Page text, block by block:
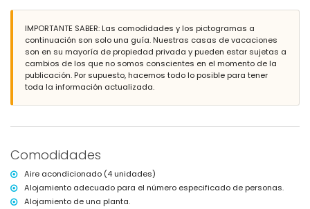
playa más cercana: Cala Abogat (dentro de 2 kilómetros de la villa)
puerto más cercano: Portet Moraira (dentro de 5 kilómetros de la villa)
aeropuerto más cercano: Alicante (dentro de 100 kilómetros de la
villa)
segundo aeropuerto más cercano: Valencia (más de 100 kilómetros)
no se permite fumar
Instalaciones y servicios incluidos en el precio de alquiler de la
internet (WiFi)
aspiradora y plancha con tabla de planchar
ropa de cama y toallas
pista de tenis
IMPORTANTE SABER: Las comodidades y los pictogramas a
continuación son solo una guía. Nuestras casas de vacaciones
son en su mayoría de propiedad privada y pueden estar sujetas a
cambios de los que no somos conscientes en el momento de la
publicación. Por supuesto, hacemos todo lo posible para tener
toda la información actualizada.
Comodidades
Aire acondicionado (4 unidades)
Alojamiento adecuado para el número especificado de personas.
Alojamiento de una planta.